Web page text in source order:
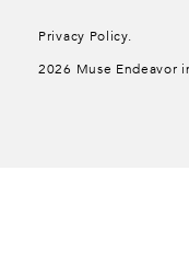
Privacy Policy.
2026 Muse Endeavor